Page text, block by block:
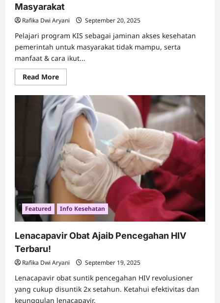
Masyarakat
Rafika Dwi Aryani September 20, 2025
Pelajari program KIS sebagai jaminan akses kesehatan
pemerintah untuk masyarakat tidak mampu, serta
manfaat & cara ikut...
Read MoreRead
more
Program
KIS:
Akses
Kesehatan
Gratis
untuk
Masyarakat
Featured Info Kesehatan
Lenacapavir Obat Ajaib Pencegahan HIV
Terbaru!
Rafika Dwi Aryani September 19, 2025
Lenacapavir obat suntik pencegahan HIV revolusioner
yang cukup disuntik 2x setahun. Ketahui efektivitas dan
keunggulan lenacapavir.